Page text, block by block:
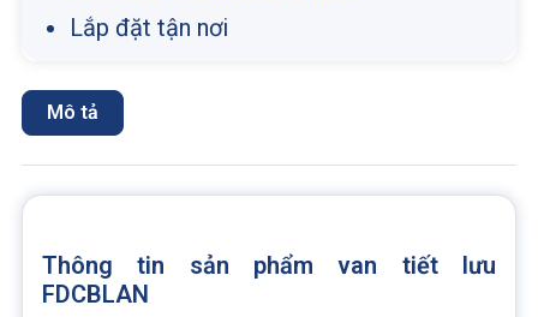
Lắp đặt tận nơi
Mô tả
Thông tin sản phẩm van tiết lưu
FDCBLAN